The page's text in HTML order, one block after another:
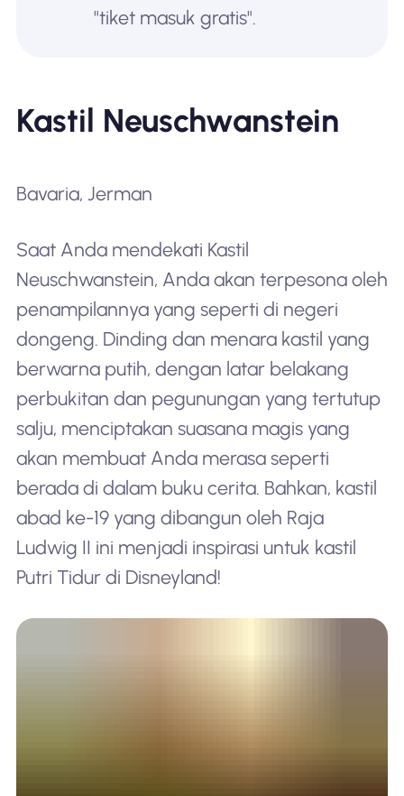
"tiket masuk gratis".
Kastil Neuschwanstein
Bavaria, Jerman
Saat Anda mendekati Kastil
Neuschwanstein, Anda akan terpesona oleh
penampilannya yang seperti di negeri
dongeng. Dinding dan menara kastil yang
berwarna putih, dengan latar belakang
perbukitan dan pegunungan yang tertutup
salju, menciptakan suasana magis yang
akan membuat Anda merasa seperti
berada di dalam buku cerita. Bahkan, kastil
abad ke-19 yang dibangun oleh Raja
Ludwig II ini menjadi inspirasi untuk kastil
Putri Tidur di Disneyland!